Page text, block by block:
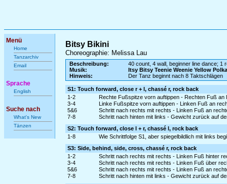
Menü
Home
Tanzarchiv
Email
Sprache
English
Suche nach
What's New
Tänzen
Bitsy Bikini
Choreographie: Melissa Lau
Beschreibung:
40 count, 4 wall, beginner line dance; 1
Musik:
Itsy Bitsy Teenie Weenie Yellow
Hinweis:
Der Tanz beginnt nach 8 Taktschlägen
S1: Touch forward, close r + l, chassé r, rock back
1-2
Rechte Fußspitze vorn auftippen - Rechten Fuß an
3-4
Linke Fußspitze vorn auftippen - Linken Fuß an
5&6
Schritt nach rechts mit rechts - Linken Fuß an
7-8
Schritt nach hinten mit links - Gewicht zurück auf
S2: Touch forward, close l + r, chassé l, rock back
1-8
Wie Schrittfolge S1, aber spiegelbildlich mit links
S3: Side, behind, side, cross, chassé r, rock back
1-2
Schritt nach rechts mit rechts - Linken Fuß hinter
3-4
Schritt nach rechts mit rechts - Linken Fuß über
5&6
Schritt nach rechts mit rechts - Linken Fuß an
7-8
Schritt nach hinten mit links - Gewicht zurück auf